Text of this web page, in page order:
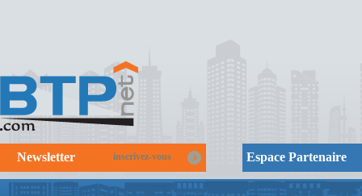
Newsletter inscrivez-vous Espace Partenaire